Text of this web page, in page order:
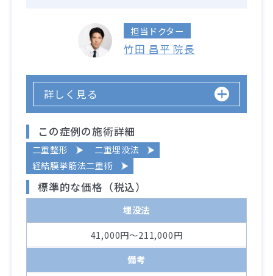
担当ドクター
竹田 昌平 院長
詳しく見る
この症例の施術詳細
二重整形
二重埋没法
経結膜挙筋法二重術
標準的な価格（税込）
埋没法
41,000円～211,000円
備考